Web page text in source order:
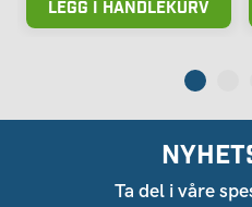
LEGG I HANDLEKURV
Ta del i våre